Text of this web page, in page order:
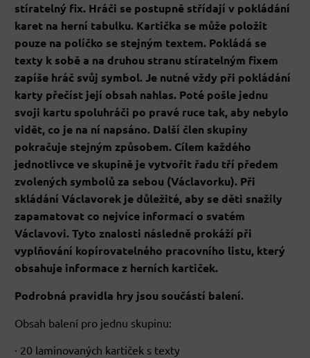
stíratelný fix. Hráči se postupně střídají v pokládání
karet na herní tabulku. Kartička se může položit
pouze na políčko se stejným textem. Pokládá se
texty k sobě a na druhou stranu stíratelným fixem
zapíše hráč svůj symbol. Je nutné vždy při pokládání
karty přečíst její obsah nahlas. Poté pošle jednu
svoji kartu spoluhráči po pravé ruce tak, aby nebylo
vidět, co je na ní napsáno. Další člen skupiny
pokračuje stejným způsobem. Cílem každého
jednotlivce ve skupině je vytvořit řadu tří předem
zvolených symbolů za sebou (Václavorku). Při
skládání Václavorek je důležité, aby se děti snažily
zapamatovat co nejvíce informací o svatém
Václavovi. Tyto znalosti následně prokáží při
vyplňování kopírovatelného pracovního listu, který
obsahuje informace z herních kartiček.
Podrobná pravidla hry jsou součástí balení.
Obsah balení pro jednu skupinu:
· 20 laminovaných kartiček s texty